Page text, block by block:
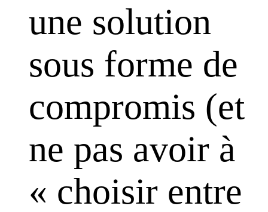
une solution
sous forme de
compromis (et
ne pas avoir à
« choisir entre